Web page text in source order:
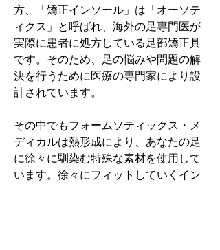
方、「矯正インソール」は「オーソテ
ィクス」と呼ばれ、海外の足専門医が
実際に患者に処方している足部矯正具
です。そのため、足の悩みや問題の解
決を行うために医療の専門家により設
計されています。
その中でもフォームソティックス・メ
ディカルは熱形成により、あなたの足
に徐々に馴染む特殊な素材を使用して
います。徐々にフィットしていくイン